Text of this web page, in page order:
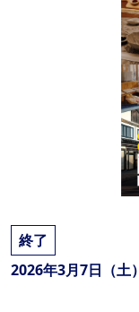
終了
2026年3月7日（土）